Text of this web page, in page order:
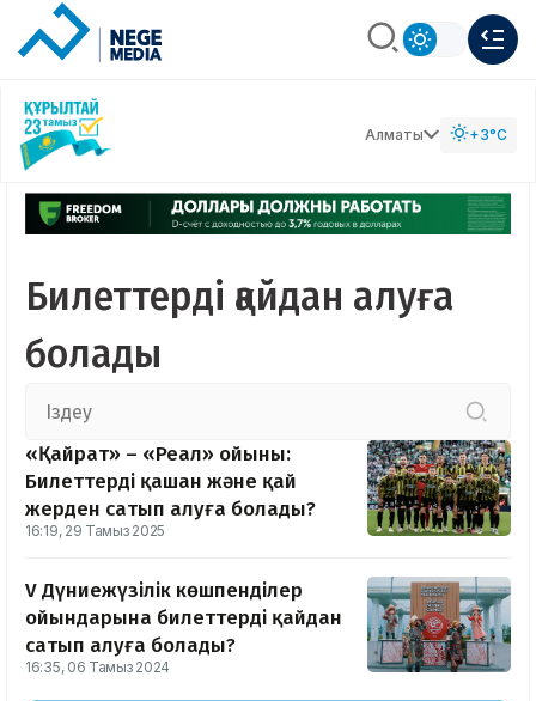
Алматы +3°C
Билеттерді қайдан алуға
болады
«Қайрат» – «Реал» ойыны:
Билеттерді қашан және қай
жерден сатып алуға болады?
16:19, 29 Тамыз 2025
V Дүниежүзілік көшпенділер
ойындарына билеттерді қайдан
сатып алуға болады?
16:35, 06 Тамыз 2024